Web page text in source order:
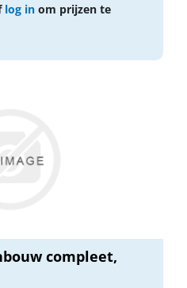
log in om prijzen te
compleet,